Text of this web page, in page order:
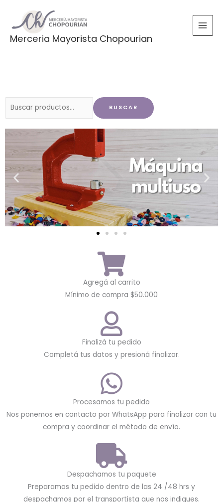
contenido
Merceria Mayorista Chopourian
Buscar
BUSCAR
Agregá al carrito
Mínimo de compra $50.000
Finalizá tu pedido
Completá tus datos y presioná finalizar.
Procesamos tu pedido
Nos ponemos en contacto por WhatsApp para finalizar con tu
compra y coordinar el método de envío.
Despachamos tu paquete
Preparamos tu pedido dentro de las 24 /48 hrs y
despachamos por el transportista que nos indiques.